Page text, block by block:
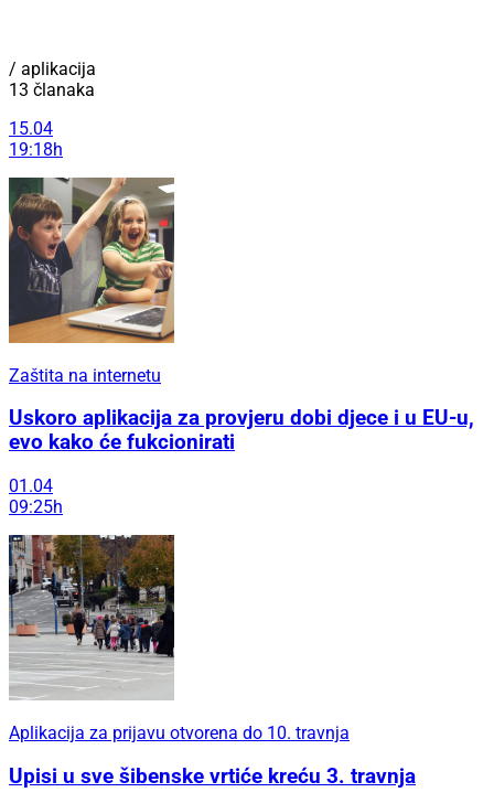
/ aplikacija
13 članaka
15.04
19:18h
Zaštita na internetu
Uskoro aplikacija za provjeru dobi djece i u EU-u,
evo kako će fukcionirati
01.04
09:25h
Aplikacija za prijavu otvorena do 10. travnja
Upisi u sve šibenske vrtiće kreću 3. travnja